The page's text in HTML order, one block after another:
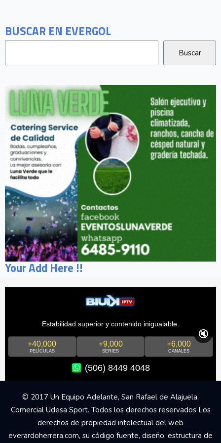
BUSCAR EN EVERGOL
Your Add Here !!
Estabilidad superior y contenido inigualable.
+40,000
PELÍCULAS
+9,000
SERIES
+6,000
CANALES
(506) 8449 4048
🔇
© 2017 Un Equipo Adelante, San Rafael de Alajuela,
Comercial Udesa Sport. Todos los derechos reservados Los
derechos de propiedad intelectual del web
everardoherrera.com, su código fuente, diseño, estructura de